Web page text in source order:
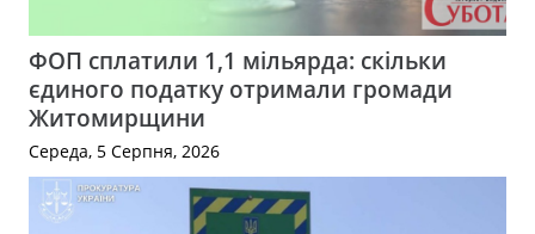
ФОП сплатили 1,1 мільярда: скільки
єдиного податку отримали громади
Житомирщини
Середа, 5 Серпня, 2026